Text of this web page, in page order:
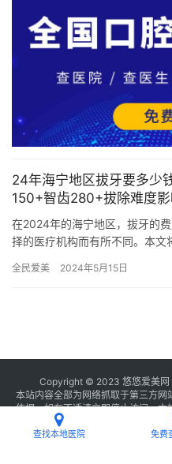
24年海宁地区拔牙要多少
150+智齿280+拔除难度
在2024年的海宁地区，拔牙的
择的医疗机构而有所不同。本
说…
全民爱美 2024年5月15日
Copyright © 2023 悠悠爱美网
本站内容全部为网络抓取于第三方
依据，如有不适请立即停止访问，
联
查找本地医院 免费